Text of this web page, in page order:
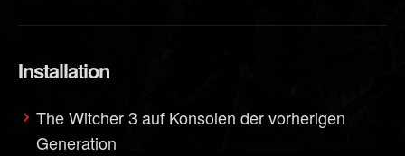
Installation
The Witcher 3 auf Konsolen der vorherigen
Generation